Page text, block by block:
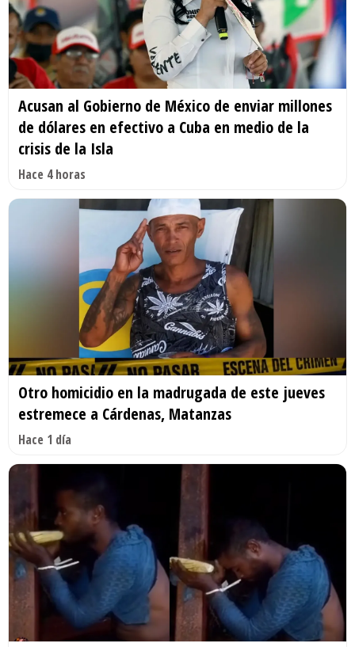
Acusan al Gobierno de México de enviar millones
de dólares en efectivo a Cuba en medio de la
crisis de la Isla
Hace 4 horas
Otro homicidio en la madrugada de este jueves
estremece a Cárdenas, Matanzas
Hace 1 día